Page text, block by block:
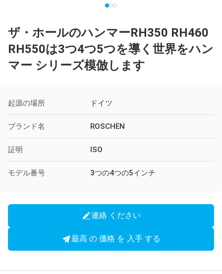
ザ・ホールのハンマーRH350 RH460
RH550は3つ4つ5つを導く世界をハン
マー シリーズ模倣します
起源の場所 ドイツ
ブランド名 ROSCHEN
証明 ISO
モデル番号 3つの4つの5インチ
連絡 ください
最高 の 価格 を 入手 する